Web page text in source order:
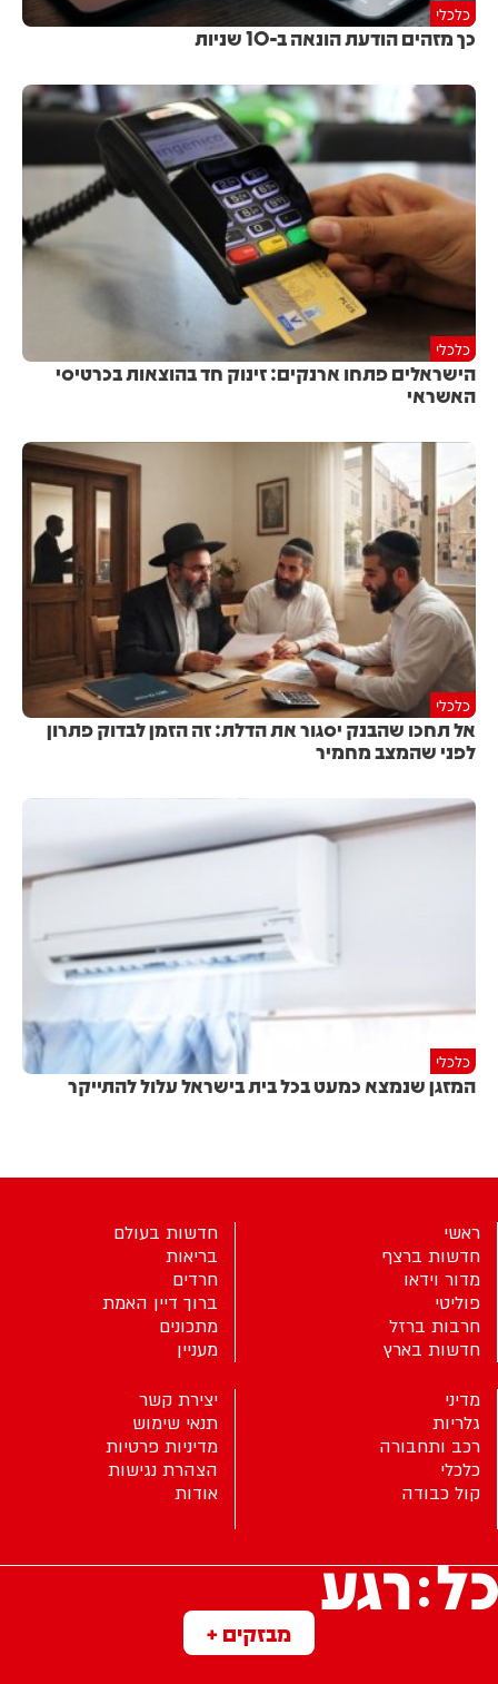
כלכלי
כך מזהים הודעת הונאה ב-10 שניות
כלכלי
הישראלים פתחו ארנקים: זינוק חד בהוצאות בכרטיסי
האשראי
כלכלי
אל תחכו שהבנק יסגור את הדלת: זה הזמן לבדוק פתרון
לפני שהמצב מחמיר
כלכלי
המזגן שנמצא כמעט בכל בית בישראל עלול להתייקר
מבזקים +
ראשי
חדשות ברצף
מדור וידאו
פוליטי
חרבות ברזל
חדשות בארץ
חדשות בעולם
בריאות
חרדים
ברוך דיין האמת
מתכונים
מעניין
מדיני
גלריות
רכב ותחבורה
כלכלי
קול כבודה
יצירת קשר
תנאי שימוש
מדיניות פרטיות
הצהרת נגישות
אודות